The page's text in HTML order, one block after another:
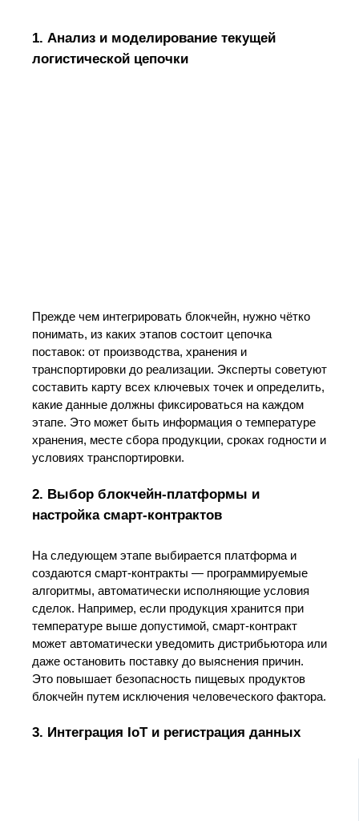
1. Анализ и моделирование текущей
логистической цепочки
Прежде чем интегрировать блокчейн, нужно чётко
понимать, из каких этапов состоит цепочка
поставок: от производства, хранения и
транспортировки до реализации. Эксперты советуют
составить карту всех ключевых точек и определить,
какие данные должны фиксироваться на каждом
этапе. Это может быть информация о температуре
хранения, месте сбора продукции, сроках годности и
условиях транспортировки.
2. Выбор блокчейн-платформы и
настройка смарт-контрактов
На следующем этапе выбирается платформа и
создаются смарт-контракты — программируемые
алгоритмы, автоматически исполняющие условия
сделок. Например, если продукция хранится при
температуре выше допустимой, смарт-контракт
может автоматически уведомить дистрибьютора или
даже остановить поставку до выяснения причин.
Это повышает безопасность пищевых продуктов
блокчейн путем исключения человеческого фактора.
3. Интеграция IoT и регистрация данных